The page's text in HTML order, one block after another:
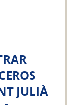
JULIÀ